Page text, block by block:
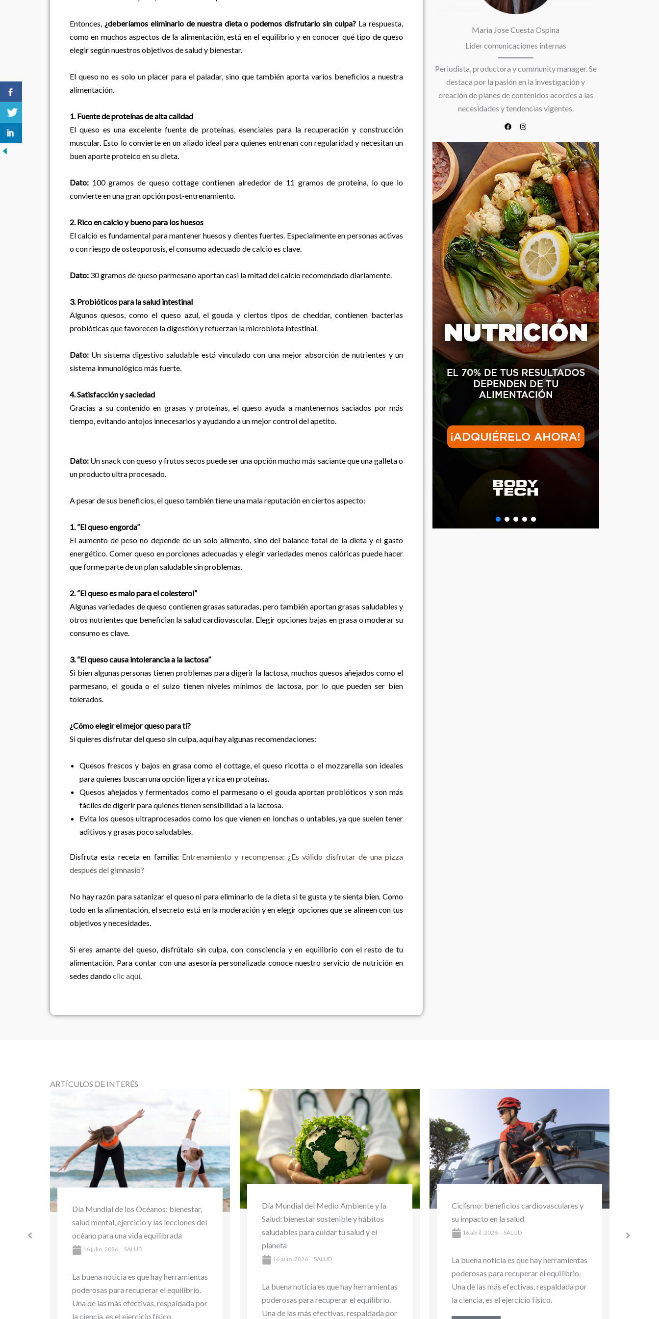
Entonces, ¿deberíamos eliminarlo de nuestra dieta o podemos disfrutarlo sin culpa? La respuesta,
como en muchos aspectos de la alimentación, está en el equilibrio y en conocer qué tipo de queso
elegir según nuestros objetivos de salud y bienestar.
El queso no es solo un placer para el paladar, sino que también aporta varios beneficios a nuestra
alimentación.
1. Fuente de proteínas de alta calidad
El queso es una excelente fuente de proteínas, esenciales para la recuperación y construcción
muscular. Esto lo convierte en un aliado ideal para quienes entrenan con regularidad y necesitan un
buen aporte proteico en su dieta.
Dato: 100 gramos de queso cottage contienen alrededor de 11 gramos de proteína, lo que lo
convierte en una gran opción post-entrenamiento.
2. Rico en calcio y bueno para los huesos
El calcio es fundamental para mantener huesos y dientes fuertes. Especialmente en personas activas
o con riesgo de osteoporosis, el consumo adecuado de calcio es clave.
Dato: 30 gramos de queso parmesano aportan casi la mitad del calcio recomendado diariamente.
3. Probióticos para la salud intestinal
Algunos quesos, como el queso azul, el gouda y ciertos tipos de cheddar, contienen bacterias
probióticas que favorecen la digestión y refuerzan la microbiota intestinal.
Dato: Un sistema digestivo saludable está vinculado con una mejor absorción de nutrientes y un
sistema inmunológico más fuerte.
4. Satisfacción y saciedad
Gracias a su contenido en grasas y proteínas, el queso ayuda a mantenernos saciados por más
tiempo, evitando antojos innecesarios y ayudando a un mejor control del apetito.
Dato: Un snack con queso y frutos secos puede ser una opción mucho más saciante que una galleta o
un producto ultra procesado.
A pesar de sus beneficios, el queso también tiene una mala reputación en ciertos aspecto:
1. “El queso engorda”
El aumento de peso no depende de un solo alimento, sino del balance total de la dieta y el gasto
energético. Comer queso en porciones adecuadas y elegir variedades menos calóricas puede hacer
que forme parte de un plan saludable sin problemas.
2. “El queso es malo para el colesterol”
Algunas variedades de queso contienen grasas saturadas, pero también aportan grasas saludables y
otros nutrientes que benefician la salud cardiovascular. Elegir opciones bajas en grasa o moderar su
consumo es clave.
3. “El queso causa intolerancia a la lactosa”
Si bien algunas personas tienen problemas para digerir la lactosa, muchos quesos añejados como el
parmesano, el gouda o el suizo tienen niveles mínimos de lactosa, por lo que pueden ser bien
tolerados.
¿Cómo elegir el mejor queso para ti?
Si quieres disfrutar del queso sin culpa, aquí hay algunas recomendaciones:
Quesos frescos y bajos en grasa como el cottage, el queso ricotta o el mozzarella son ideales
para quienes buscan una opción ligera y rica en proteínas.
Quesos añejados y fermentados como el parmesano o el gouda aportan probióticos y son más
fáciles de digerir para quienes tienen sensibilidad a la lactosa.
Evita los quesos ultraprocesados como los que vienen en lonchas o untables, ya que suelen tener
aditivos y grasas poco saludables.
Disfruta esta receta en familia: Entrenamiento y recompensa: ¿Es válido disfrutar de una pizza
después del gimnasio?
No hay razón para satanizar el queso ni para eliminarlo de la dieta si te gusta y te sienta bien. Como
todo en la alimentación, el secreto está en la moderación y en elegir opciones que se alineen con tus
objetivos y necesidades.
Si eres amante del queso, disfrútalo sin culpa, con consciencia y en equilibrio con el resto de tu
alimentación. Para contar con una asesoría personalizada conoce nuestro servicio de nutrición en
sedes dandoclic aquí.
Maria Jose Cuesta Ospina
Lider comunicaciones internas
Periodista, productora y community manager. Se
destaca por la pasión en la investigación y
creación de planes de contenidos acordes a las
necesidades y tendencias vigentes.​
ARTÍCULOS DE INTERÉS
Día Mundial del Medio Ambiente y la
Salud: bienestar sostenible y hábitos
saludables para cuidar tu salud y el
planeta
La buena noticia es que hay herramientas
poderosas para recuperar el equilibrio.
Una de las más efectivas, respaldada por
Ciclismo: beneficios cardiovasculares y
su impacto en la salud
16 abril, 2026 SALUD
La buena noticia es que hay herramientas
Una de las más efectivas, respaldada por
la ciencia, es el ejercicio físico.
Actividad física: el mejor aliado para
prevenir enfermedades
8 abril, 2026 SALUD
La buena noticia es que hay herramientas
poderosas para recuperar el equilibrio.
Una de las más efectivas, respaldada por
la ciencia, es el ejercicio físico.